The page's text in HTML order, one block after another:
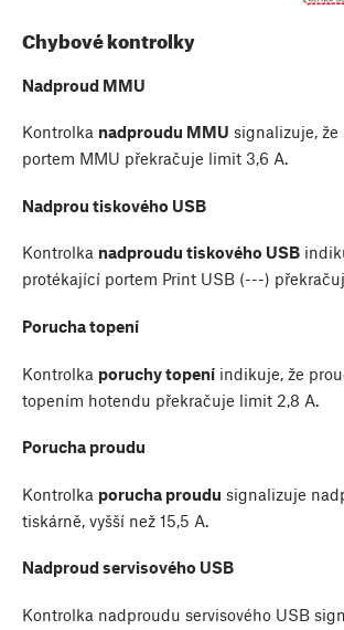
Chybové kontrolky
Nadproud MMU
Kontrolka nadproudu MMU signalizuje,
portem MMU překračuje limit 3,6 A.
Nadprou tiskového USB
Kontrolka nadproudu tiskového USB
protékající portem Print USB (---)
Porucha topení
Kontrolka poruchy topení indikuje, že
topením hotendu překračuje limit 2,8 A.
Porucha proudu
Kontrolka porucha proudu signalizuje
tiskárně, vyšší než 15,5 A.
Nadproud servisového USB
Kontrolka nadproudu servisového USB